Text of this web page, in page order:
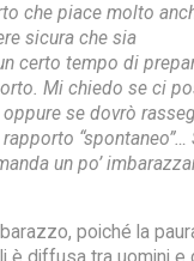
che piace molto
sicura che sia
certo tempo di
Mi chiedo se ci
se dovrò
“spontaneo”…
un po’
poiché la